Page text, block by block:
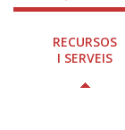
RECURSOS
I SERVEIS